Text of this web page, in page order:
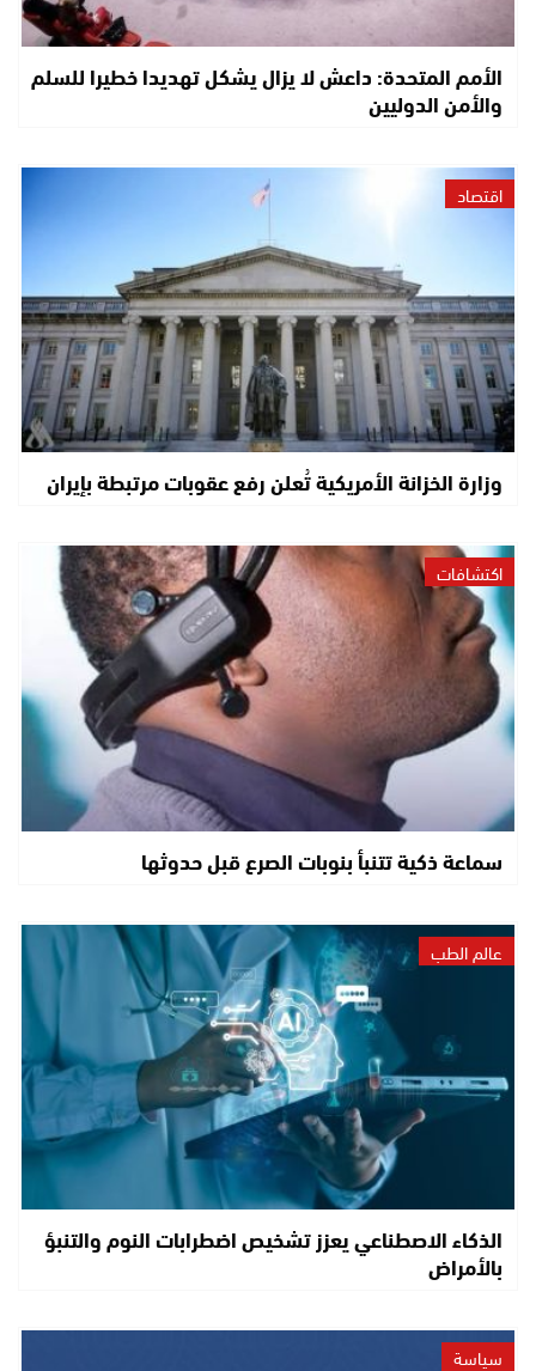
الأمم المتحدة: داعش لا يزال يشكل تهديدا خطيرا للسلم
والأمن الدوليين
اقتصاد
وزارة الخزانة الأمريكية تُعلن رفع عقوبات مرتبطة بإيران
اكتشافات
سماعة ذكية تتنبأ بنوبات الصرع قبل حدوثها
عالم الطب
الذكاء الاصطناعي يعزز تشخيص اضطرابات النوم والتنبؤ
بالأمراض
سياسة